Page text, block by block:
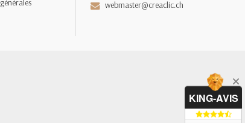
webmaster@creaclic.ch
KING-AVIS